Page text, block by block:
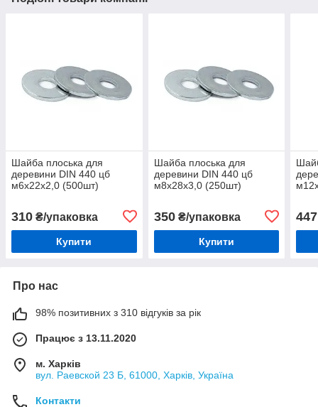
Шайба плоська для
деревини DIN 440 цб
м6х22х2,0 (500шт)
310 ₴/упаковка
Купити
Шайба плоська для
деревини DIN 440 цб
м8х28х3,0 (250шт)
350₴/упаковка
Купити
447
Про нас
98% позитивних з 310 відгуків за рік
Працює з 13.11.2020
м. Харків
вул. Раевской 23 Б, 61000, Харків, Україна
Контакти